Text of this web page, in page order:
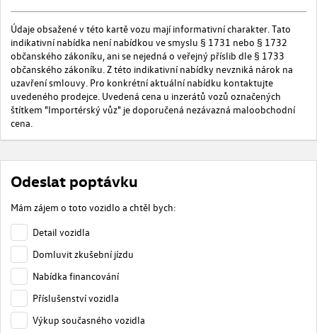
Údaje obsažené v této kartě vozu mají informativní charakter. Tato
indikativní nabídka není nabídkou ve smyslu § 1731 nebo § 1732
občanského zákoníku, ani se nejedná o veřejný příslib dle § 1733
občanského zákoníku. Z této indikativní nabídky nevzniká nárok na
uzavření smlouvy. Pro konkrétní aktuální nabídku kontaktujte
uvedeného prodejce. Uvedená cena u inzerátů vozů označených
štítkem "Importérský vůz" je doporučená nezávazná maloobchodní
cena.
Odeslat poptávku
Mám zájem o toto vozidlo a chtěl bych:
Detail vozidla
Domluvit zkušební jízdu
Nabídka financování
Příslušenství vozidla
Výkup současného vozidla